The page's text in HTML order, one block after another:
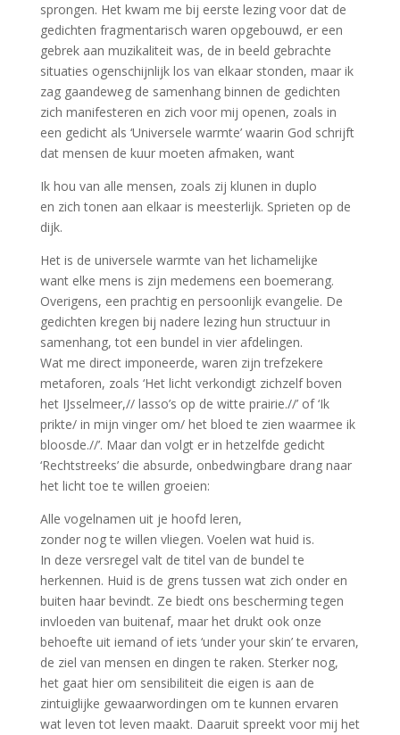
sprongen. Het kwam me bij eerste lezing voor dat de
gedichten fragmentarisch waren opgebouwd, er een
gebrek aan muzikaliteit was, de in beeld gebrachte
situaties ogenschijnlijk los van elkaar stonden, maar ik
zag gaandeweg de samenhang binnen de gedichten
zich manifesteren en zich voor mij openen, zoals in
een gedicht als ‘Universele warmte’ waarin God schrijft
dat mensen de kuur moeten afmaken, want
Ik hou van alle mensen, zoals zij klunen in duplo
en zich tonen aan elkaar is meesterlijk. Sprieten op de
dijk.
Het is de universele warmte van het lichamelijke
want elke mens is zijn medemens een boemerang.
Overigens, een prachtig en persoonlijk evangelie. De
gedichten kregen bij nadere lezing hun structuur in
samenhang, tot een bundel in vier afdelingen.
Wat me direct imponeerde, waren zijn trefzekere
metaforen, zoals ‘Het licht verkondigt zichzelf boven
het IJsselmeer,// lasso’s op de witte prairie.//’ of ‘Ik
prikte/ in mijn vinger om/ het bloed te zien waarmee ik
bloosde.//’. Maar dan volgt er in hetzelfde gedicht
‘Rechtstreeks’ die absurde, onbedwingbare drang naar
het licht toe te willen groeien:
Alle vogelnamen uit je hoofd leren,
zonder nog te willen vliegen. Voelen wat huid is.
In deze versregel valt de titel van de bundel te
herkennen. Huid is de grens tussen wat zich onder en
buiten haar bevindt. Ze biedt ons bescherming tegen
invloeden van buitenaf, maar het drukt ook onze
behoefte uit iemand of iets ‘under your skin’ te ervaren,
de ziel van mensen en dingen te raken. Sterker nog,
het gaat hier om sensibiliteit die eigen is aan de
zintuiglijke gewaarwordingen om te kunnen ervaren
wat leven tot leven maakt. Daaruit spreekt voor mij het